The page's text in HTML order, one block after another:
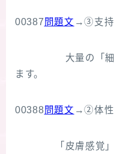
00387 問題文 →③支持
大量の「細胞間
ます。
00388問題文 →②体性
「皮膚感覚」も